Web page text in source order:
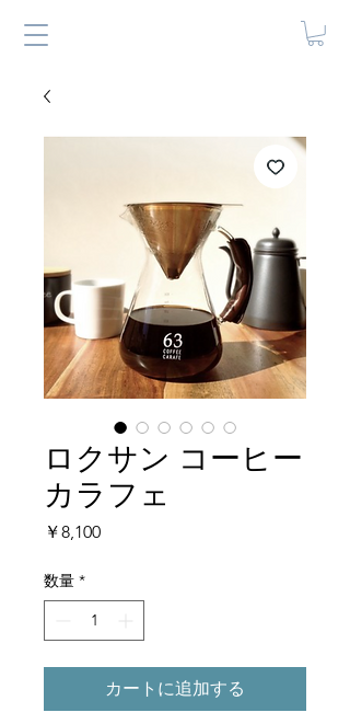
ロクサン コーヒー
カラフェ
￥8,100価
数量 *
カートに追加する